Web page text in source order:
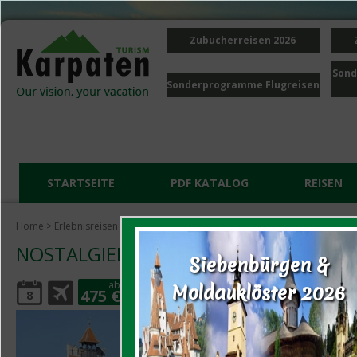
Siebenbürgen &
Moldauklöster 2026
Zubucherreisen 2026
Sonderprogramme Flugreisen
STARTSEITE PDF KATALOG REISEN
Home > Erlebnisreisen > Nostalgiefahrten mit Dampfloks in Siebenbürgen
NOSTALGIEFAHRTEN MIT
8
ab
475 €